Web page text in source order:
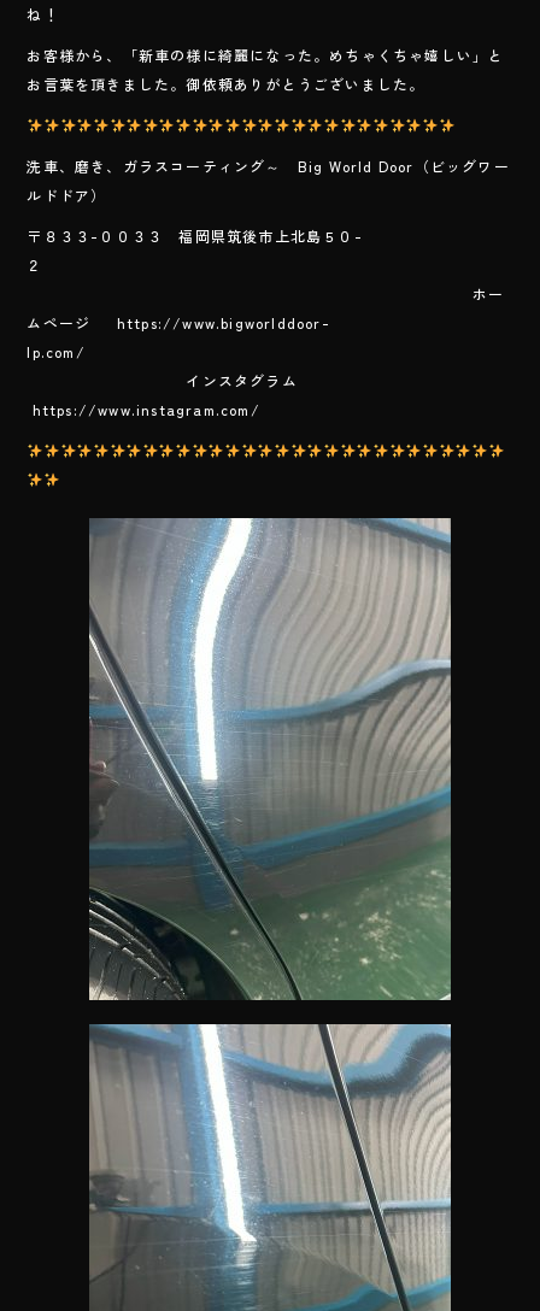
ね！
お客様から、「新車の様に綺麗になった。めちゃくちゃ嬉しい」と
お言葉を頂きました。御依頼ありがとうございました。
洗車、磨き、ガラスコーティング～ Big World Door（ビッグワー
ルドドア）
〒８３３-００３３ 福岡県筑後市上北島５０-
２
ホー
ムページ https://www.bigworlddoor-
lp.com/
インスタグラム
https://www.instagram.com/